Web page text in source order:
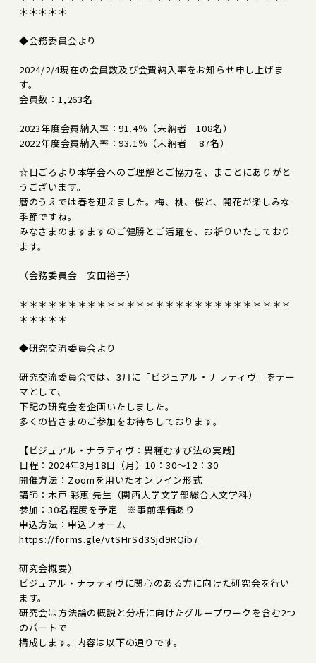
＊＊＊＊＊
◆会務委員会より
2024/2/4現在の会員数及び会費納入率をお知らせ申し上げま
す。
会員数：1,263名
2023年度会費納入率：91.4％（未納者 108名）
2022年度会費納入率：93.1％（未納者 87名）
☆日ごろより本学会へのご理解とご協力を、まことにありがと
うございます。
暦のうえでは春を迎えました。梅、桃、桜と、開花が楽しみな
季節ですね。
みなさまのますますのご健勝とご活躍を、お祈りいたしており
ます。
（会務委員会 安田裕子）
＊＊＊＊＊＊＊＊＊＊＊＊＊＊＊＊＊＊＊＊＊＊＊＊＊＊＊＊
＊＊＊＊＊
◆研究交流委員会より
研究交流委員会では、3月に「ビジュアル・ナラティヴ」をテー
マとして、
下記の研究会を企画いたしました。
多くの皆さまのご参加をお待ちしております。
【ビジュアル・ナラティヴ：異種むすび法の実践】
日程：2024年3月18日（月）10：30～12：30
開催方法：Zoomを用いたオンライン形式
講師：木戸 彩恵 先生（関西大学文学部総合人文学科）
参加：30名程度を予定 ※事前準備あり
申込方法：申込フォーム
https://forms.gle/vtSHrSd3Sjd9RQib7
研究会概要）
ビジュアル・ナラティヴに関心のある方に向けた研究会を行い
ます。
研究会は方法論の概説と分析に向けたグループワークを含む2つ
のパートで
構成します。内容は以下の通りです。